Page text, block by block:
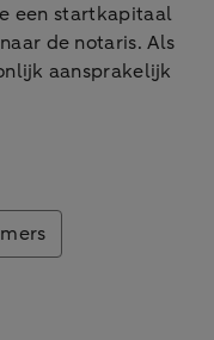
een startkapitaal
de notaris. Als
aansprakelijk